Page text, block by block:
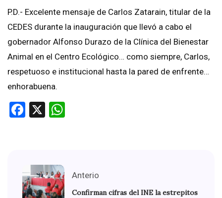
P.D.- Excelente mensaje de Carlos Zatarain, titular de la
CEDES durante la inauguración que llevó a cabo el
gobernador Alfonso Durazo de la Clínica del Bienestar
Animal en el Centro Ecológico… como siempre, Carlos,
respetuoso e institucional hasta la pared de enfrente…
enhorabuena.
Facebook
X
Anterio
Confirman cifras del INE la estrepitos